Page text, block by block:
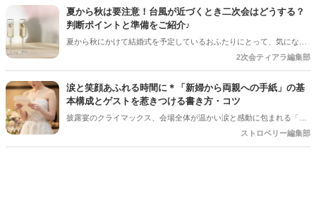
ンセル料」です。 「いつからキャンセル料がかかるの？」「全額支払
わないといけないの？」と不安に思う方も多いでしょう。 この記事で
は、結婚式のキャンセル料が発生するタイミングや相場、負担を抑え
る方法についてわかりやすく解説します。
夏から秋は要注意！台風が近づくとき二次会はどうする？
判断ポイントと準備をご紹介♪
夏から秋にかけて結婚式を予定しているおふたりにとって、気になる
のが台風の影響。 結婚式は予定通り開催できそうだけど、「二次会は
むケースも少なくありません＊ 今回は、台風が近づいているときに二
次会を開催するか判断するポイントや、事前に準備しておきたいこと
をご紹介します＊
2次会ティアラ編集部
涙と笑顔あふれる時間に＊「新婦から両親への手紙」の基
本構成とゲストを惹きつける書き方・コツ
披露宴のクライマックス、会場全体が温かい涙と感動に包まれる「新
婦からご両親への手紙」。結婚式準備の終盤、「何から書き始めれば
ストロベリー編集部